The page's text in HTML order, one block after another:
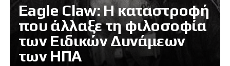
Eagle Claw: Η καταστροφή
που άλλαξε τη φιλοσοφία
των Ειδικών Δυνάμεων
των ΗΠΑ